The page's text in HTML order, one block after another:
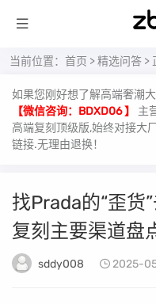
当前位置： 首页 >精选问答 >
如果您刚好想了解高端奢潮
【微信咨询：BDXD06 】
主
高端复刻顶级版,始终对接大
链接.无理由退换！
找Prada的“歪货
复刻主要渠道盘
sddy008 2025-